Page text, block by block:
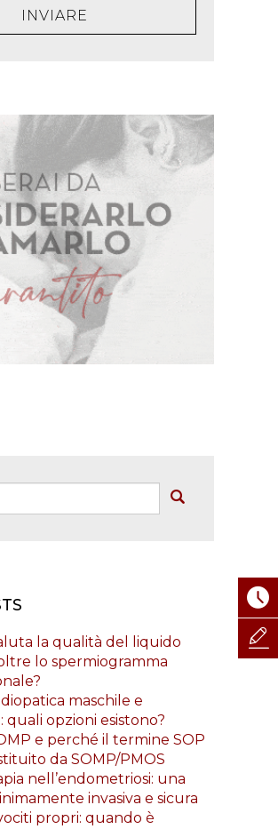
INVIARE
la qualità del liquido
lo spermiogramma
maschile e
quali opzioni esistono?
e perché il termine SOP
da SOMP/PMOS
nell’endometriosi: una
invasiva e sicura
propri: quando è